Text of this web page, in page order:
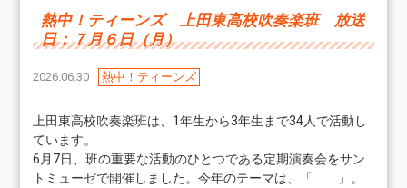
熱中！ティーンズ 上田東高校吹奏楽班 放送
日：７月６日（月）
2026.06.30 熱中！ティーンズ
上田東高校吹奏楽班は、1年生から3年生まで34人で活動し
ています。
6月7日、班の重要な活動のひとつである定期演奏会をサン
トミューゼで開催しました。今年のテーマは、「 」。